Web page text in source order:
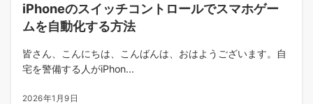
iPhoneのスイッチコントロールでスマホゲー
ムを自動化する方法
皆さん、こんにちは、こんばんは、おはようございます。自
宅を警備する人がiPhon...
2026年1月9日